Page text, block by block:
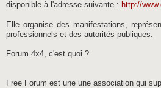
disponible à l'adresse suivante : http://
Elle organise des manifestations,
professionnels et des autorités publiques.
Forum 4x4, c'est quoi ?
Free Forum est une une association qui